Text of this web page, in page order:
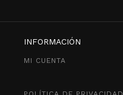
INFORMACIÓN
MI CUENTA